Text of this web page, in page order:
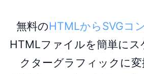
無料のHTMLからSVGコ
HTMLファイルを簡単に
クターグラフィックに変